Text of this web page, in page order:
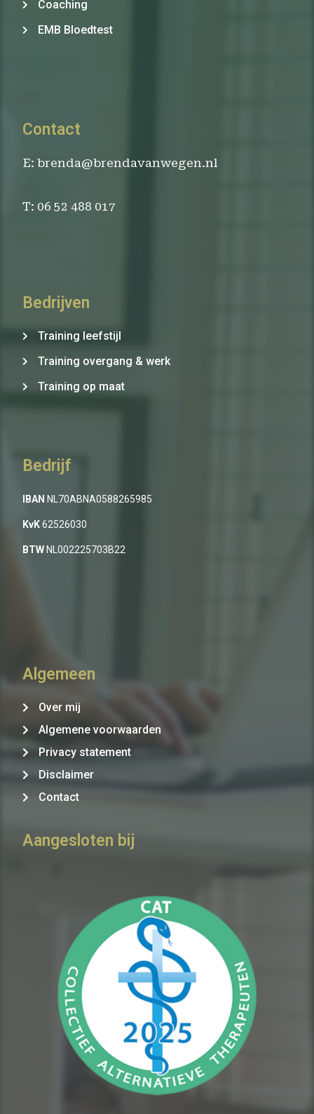
Coaching
EMB Bloedtest
Contact
E: brenda@brendavanwegen.nl
T: 06 52 488 017
Bedrijven
Training leefstijl
Training overgang & werk
Training op maat
Bedrijf
IBAN NL70ABNA0588265985
KvK62526030
BTW NL002225703B22
Algemeen
Over mij
Algemene voorwaarden
Privacy statement
Disclaimer
Contact
Aangesloten bij